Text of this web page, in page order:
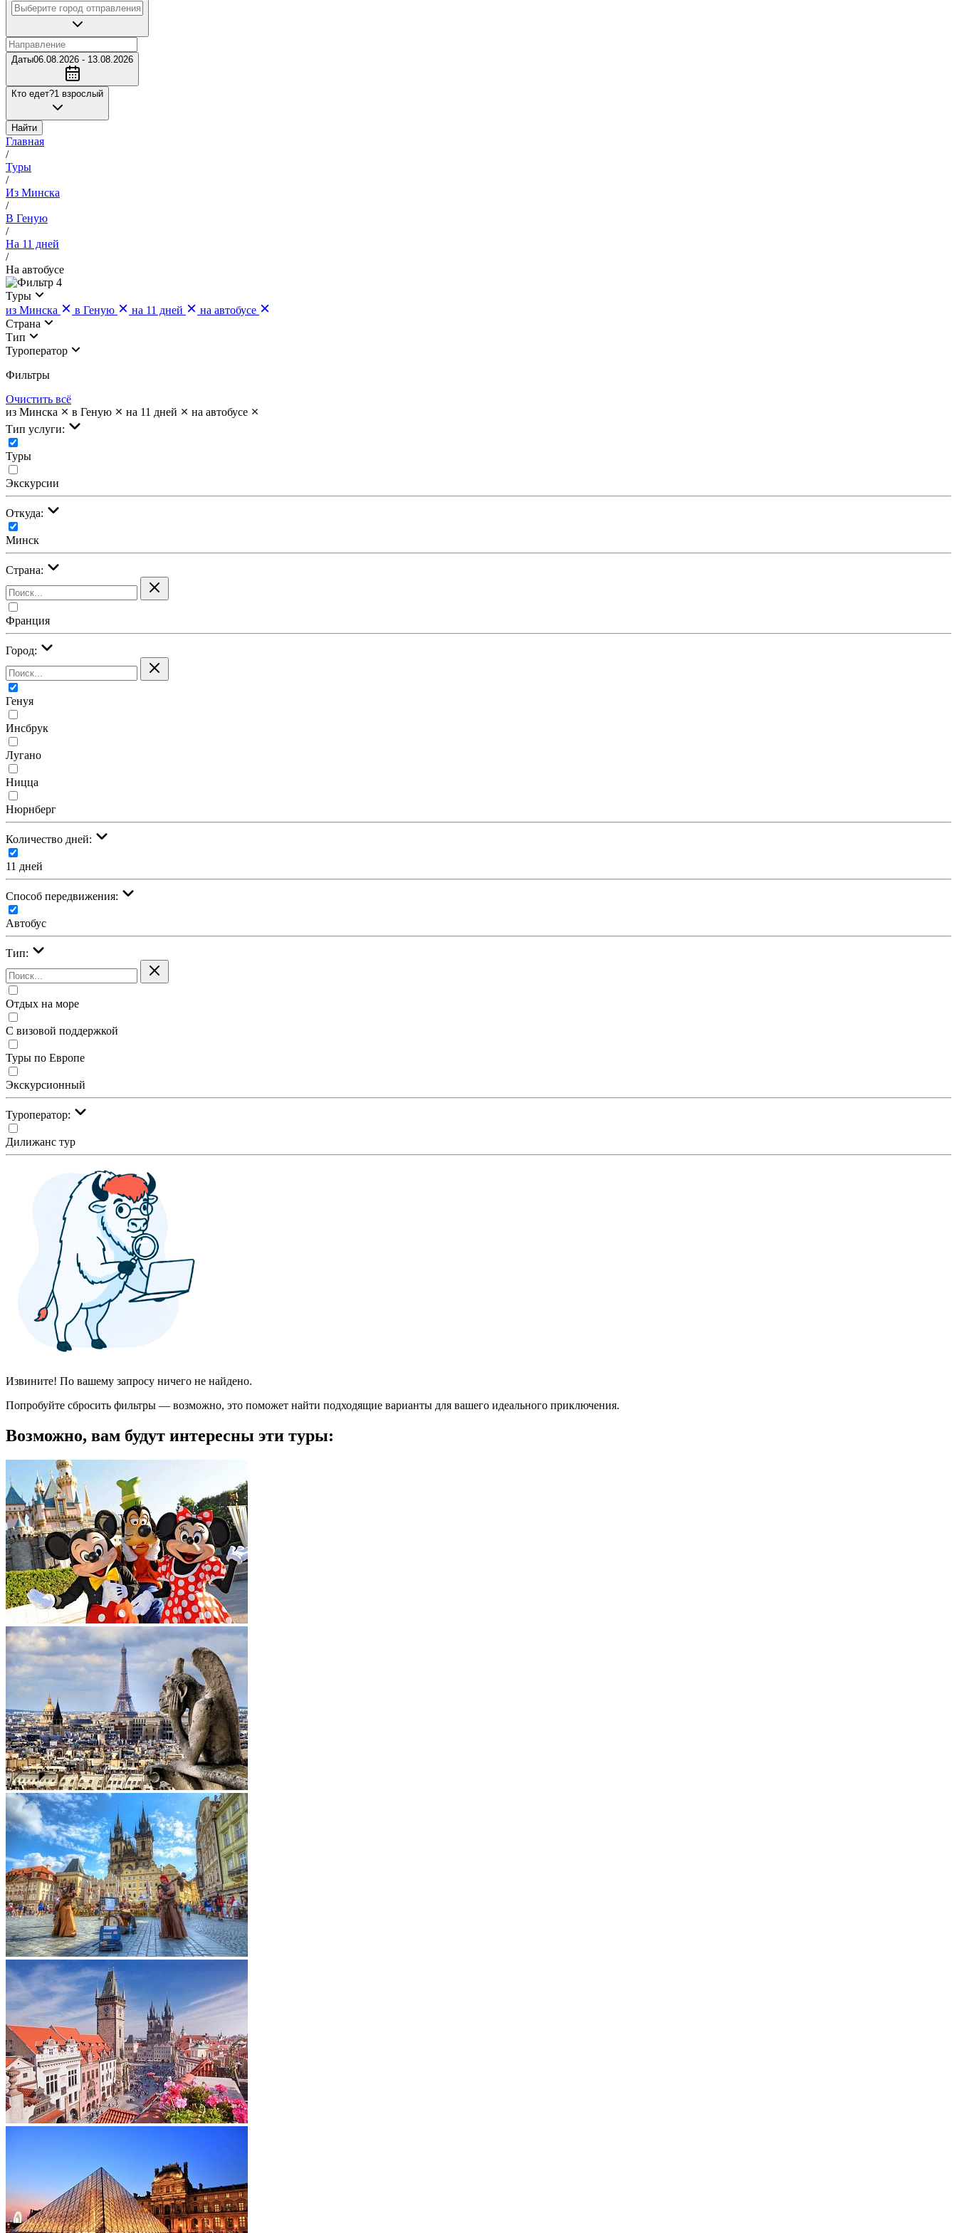
Даты06.08.2026 - 13.08.2026
Кто едет?1 взрослый
Найти
Главная
/
Туры
/
Из Минска
/
В Геную
/
На 11 дней
/
На автобусе
4
Туры
из Минска
в Геную на 11 дней
на автобусе
Страна
Тип
Туроператор
Фильтры
Очистить всё
из Минска
в Геную на 11 дней
на автобусе
Тип услуги:
Туры
Экскурсии
Откуда:
Минск
Страна:
Франция
Город:
Генуя
Инсбрук
Лугано
Ницца
Нюрнберг
Количество дней:
11 дней
Cпособ передвижения:
Автобус
Тип:
Отдых на море
С визовой поддержкой
Туры по Европе
Экскурсионный
Туроператор:
Дилижанс тур
Извините! По вашему запросу ничего не найдено.
Попробуйте сбросить фильтры — возможно, это поможет найти подходящие варианты для вашего идеального приключения.
Возможно, вам будут интересны эти туры: